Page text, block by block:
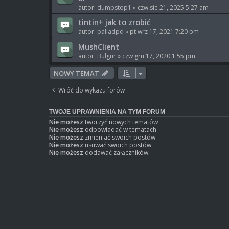
autor: dumpstop1 » czw sie 21, 2025 5:27 am
tintin+ jak to zrobić
autor: palladpd » pt wrz 17, 2021 7:20 pm
MushClient
autor: Bulgur» czw gru 17, 2020 1:55 pm
NOWY TEMAT
Wróć do wykazu forów
TWOJE UPRAWNIENIA NA TYM FORUM
Nie możesz tworzyć nowych tematów
Nie możesz odpowiadać w tematach
Nie możesz zmieniać swoich postów
Nie możesz usuwać swoich postów
Nie możesz dodawać załączników